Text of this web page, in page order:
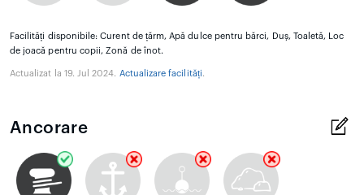
Facilități disponibile: Curent de țărm, Apă dulce pentru bărci, Duș, Toaletă, Loc
de joacă pentru copii, Zonă de înot.
Actualizat la 19. Jul 2024. Actualizare facilități.
Ancorare